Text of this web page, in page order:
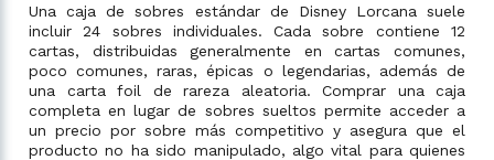
Una caja de sobres estándar de Disney Lorcana suele
incluir 24 sobres individuales. Cada sobre contiene 12
cartas, distribuidas generalmente en cartas comunes,
poco comunes, raras, épicas o legendarias, además de
una carta foil de rareza aleatoria. Comprar una caja
completa en lugar de sobres sueltos permite acceder a
un precio por sobre más competitivo y asegura que el
producto no ha sido manipulado, algo vital para quienes